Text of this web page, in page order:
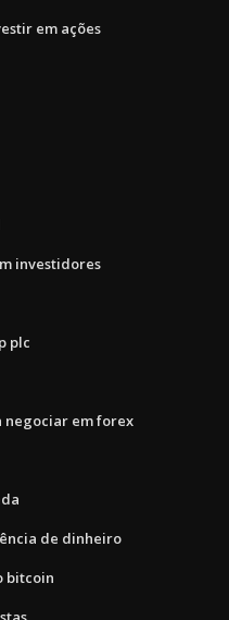
em ações
investidores
plc
negociar em forex
de dinheiro
bitcoin